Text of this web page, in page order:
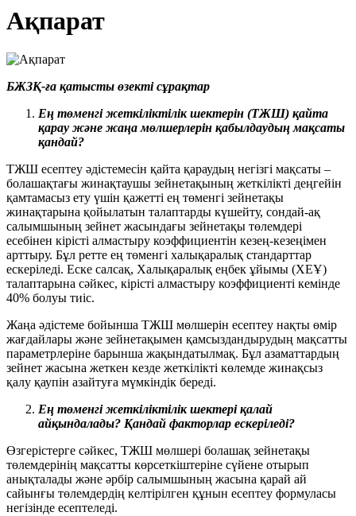
Ақпарат
БЖЗҚ-ға қатысты өзекті сұрақтар
Ең төменгі жеткіліктілік шектерін (ТЖШ) қайта
қарау және жаңа мөлшерлерін қабылдаудың мақсаты
қандай?
ТЖШ есептеу әдістемесін қайта қараудың негізгі мақсаты –
болашақтағы жинақтаушы зейнетақының жеткілікті деңгейін
қамтамасыз ету үшін қажетті ең төменгі зейнетақы
жинақтарына қойылатын талаптарды күшейту, сондай-ақ
салымшының зейнет жасындағы зейнетақы төлемдері
есебінен кірісті алмастыру коэффициентін кезең-кезеңімен
арттыру. Бұл ретте ең төменгі халықаралық стандарттар
ескеріледі. Еске салсақ, Халықаралық еңбек ұйымы (ХЕҰ)
талаптарына сәйкес, кірісті алмастыру коэффициенті кемінде
40% болуы тиіс.
Жаңа әдістеме бойынша ТЖШ мөлшерін есептеу нақты өмір
жағдайлары және зейнетақымен қамсыздандырудың мақсатты
параметрлеріне барынша жақындатылмақ. Бұл азаматтардың
зейнет жасына жеткен кезде жеткілікті көлемде жинақсыз
қалу қаупін азайтуға мүмкіндік береді.
Ең төменгі жеткіліктілік шектері қалай
айқындалады? Қандай факторлар ескеріледі?
Өзгерістерге сәйкес, ТЖШ мөлшері болашақ зейнетақы
төлемдерінің мақсатты көрсеткіштеріне сүйене отырып
анықталады және әрбір салымшының жасына қарай ай
сайынғы төлемдердің келтірілген құнын есептеу формуласы
негізінде есептеледі.